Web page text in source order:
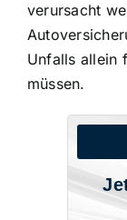
verursacht
Unfalls allein
müssen.